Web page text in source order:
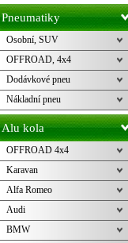
pneu
Pneumatiky
Osobní, SUV
OFFROAD, 4x4
Dodávkové pneu
Nákladní pneu
Alu kola
OFFROAD 4x4
Karavan
Alfa Romeo
Audi
BMW